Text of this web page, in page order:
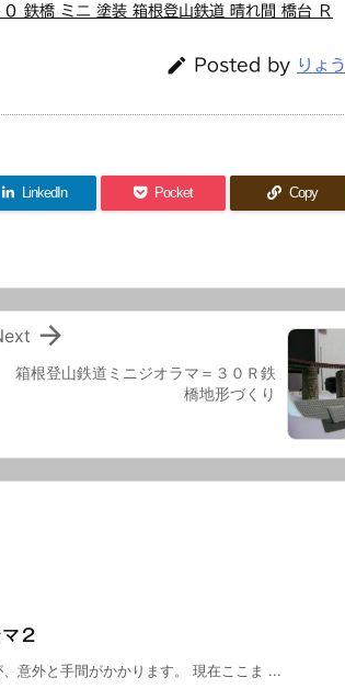
鉄橋 ミニ 塗装 箱根登山鉄道 晴れ間 橋台 Ｒ
 Posted by りょう
LinkedIn Pocket Copy
箱根登山鉄道ミニジオラマ＝３０Ｒ鉄
橋地形づくり

２
意外と手間がかかります。 現在ここま ...